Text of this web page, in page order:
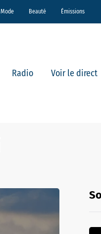
Mode Beauté Émissions
Radio Voir le direct